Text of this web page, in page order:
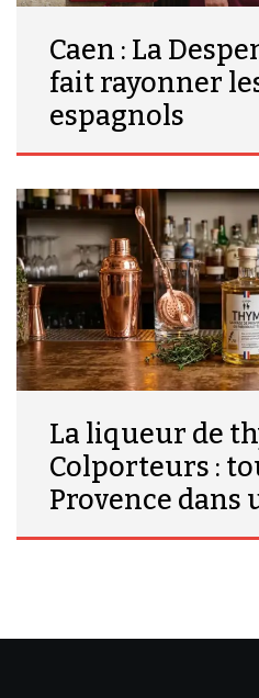
Caen : La
fait rayonner
espagnols
La liqueur de
Colporteurs :
Provence dans